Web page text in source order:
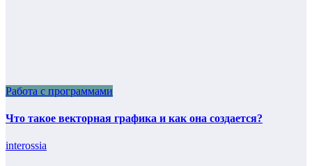
Работа с программами
Что такое векторная графика и как она создается?
interossia